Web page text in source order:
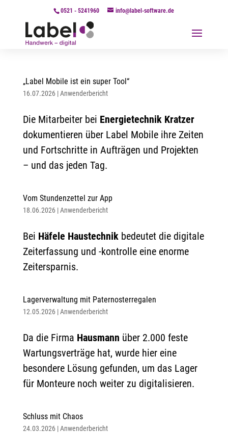
0521 - 5241960 info@label-software.de
„Label Mobile ist ein super Tool“
16.07.2026|Anwenderbericht
Die Mitarbeiter bei Energietechnik Kratzer
dokumentieren über Label Mobile ihre Zeiten
und Fortschritte in Aufträgen und Projekten
– und das jeden Tag.
Vom Stundenzettel zur App
18.06.2026|Anwenderbericht
Bei Häfele Haustechnikbedeutet die digitale
Zeiterfassung und -kontrolle eine enorme
Zeitersparnis.
Lagerverwaltung mit Paternosterregalen
12.05.2026|Anwenderbericht
Da die Firma Hausmann über 2.000 feste
Wartungsverträge hat, wurde hier eine
besondere Lösung gefunden, um das Lager
für Monteure noch weiter zu digitalisieren.
Schluss mit Chaos
24.03.2026|Anwenderbericht